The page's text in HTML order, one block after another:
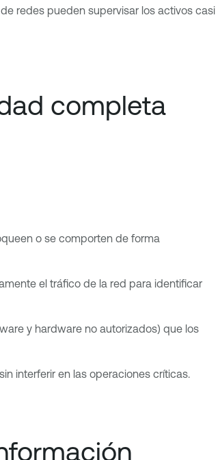
redes pueden supervisar los activos casi
completa
o se comporten de forma
el tráfico de la red para identificar
y hardware no autorizados) que los
interferir en las operaciones críticas.